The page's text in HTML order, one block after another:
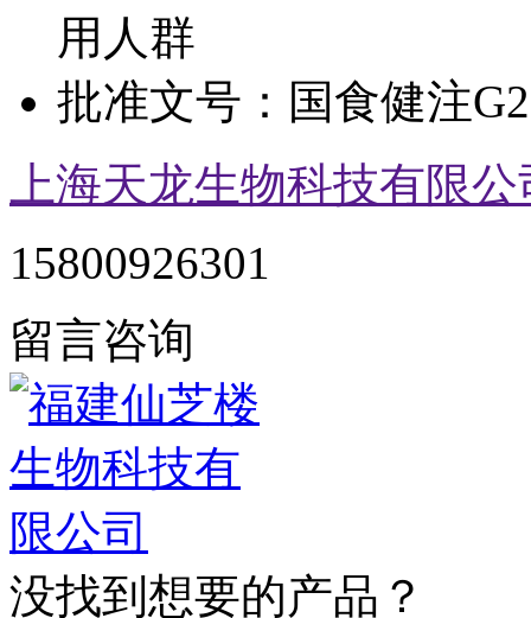
用人群
批准文号： 国食健注
上海天龙生物科技有限公
15800926301
留言咨询
没找到想要的产品？